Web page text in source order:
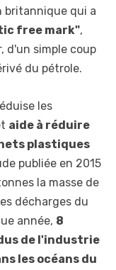
britannique qui a
free mark",
d'un simple coup
du pétrole.
les
aide à réduire
plastiques
publiée en 2015
la masse de
décharges du
année, 8
de l'industrie
les océans du